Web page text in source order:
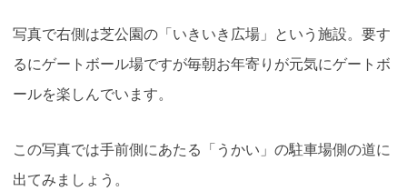
写真で右側は芝公園の「いきいき広場」という施設。要す
るにゲートボール場ですが毎朝お年寄りが元気にゲートボ
ールを楽しんでいます。
この写真では手前側にあたる「うかい」の駐車場側の道に
出てみましょう。